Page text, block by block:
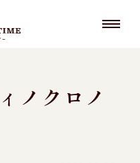
ノクロノ